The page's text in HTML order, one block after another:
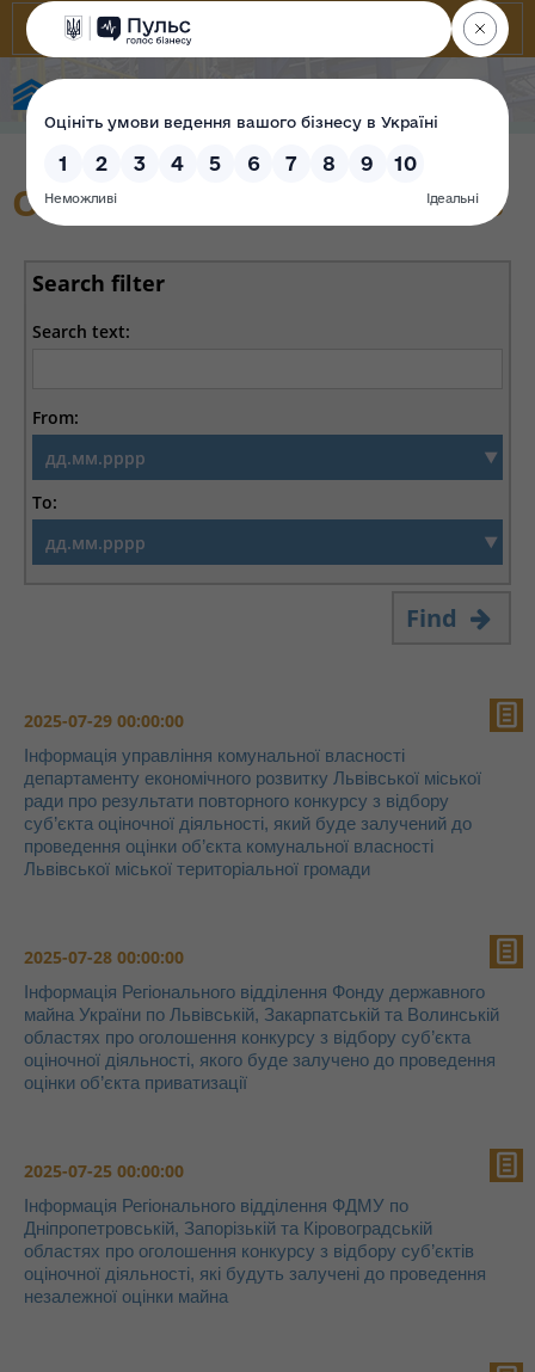
Offers and announcements
Search filter
Search text:
From:
To:
Find
2025-07-29 00:00:00
Інформація управління комунальної власності
департаменту економічного розвитку Львівської міської
ради про результати повторного конкурсу з відбору
суб’єкта оціночної діяльності, який буде залучений до
проведення оцінки об’єкта комунальної власності
Львівської міської територіальної громади
2025-07-28 00:00:00
Інформація Регіонального відділення Фонду державного
майна України по Львівській, Закарпатській та Волинській
областях про оголошення конкурсу з відбору суб’єкта
оціночної діяльності, якого буде залучено до проведення
оцінки об’єкта приватизації
2025-07-25 00:00:00
Інформація Регіонального відділення ФДМУ по
Дніпропетровській, Запорізькій та Кіровоградській
областях про оголошення конкурсу з відбору суб’єктів
оціночної діяльності, які будуть залучені до проведення
незалежної оцінки майна